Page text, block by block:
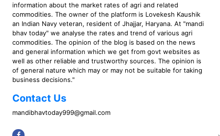
information about the market rates of agri and related
commodities. The owner of the platform is Lovekesh Kaushik
an Indian Navy veteran, resident of Jhajjar, Haryana. At "mandi
bhav today" we analyse the rates and trend of various agri
commodities. The opinion of the blog is based on the news
and general information which we get from govt websites as
well as other reliable and trustworthy sources. The opinion is
of general nature which may or may not be suitable for taking
business decisions."
Contact Us
mandibhavtoday999@gmail.com